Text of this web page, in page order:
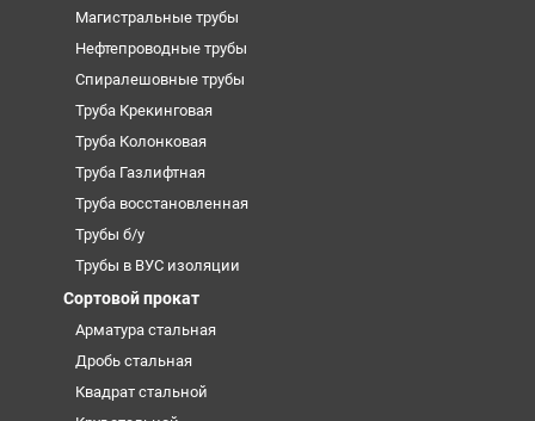
Магистральные трубы
Нефтепроводные трубы
Спиралешовные трубы
Труба Крекинговая
Труба Колонковая
Труба Газлифтная
Труба восстановленная
Трубы б/у
Трубы в ВУС изоляции
Сортовой прокат
Арматура стальная
Дробь стальная
Квадрат стальной